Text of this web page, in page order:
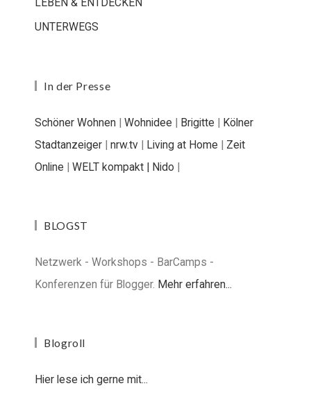
LEBEN & ENTDECKEN
UNTERWEGS
In der Presse
Schöner Wohnen Wohnidee Brigitte
Kölner
Stadtanzeiger
nrw.tv Living at Home
Zeit
Online
WELT kompakt | Nido
BLOGST
Netzwerk - Workshops - BarCamps -
Konferenzen für Blogger. Mehr erfahren...
Blogroll
Hier lese ich gerne mit...